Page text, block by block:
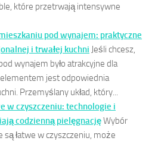
które przetrwają intensywne
pod wynajem: praktyczne
i trwałej kuchni Jeśli chcesz,
wynajem było atrakcyjne dla
jest odpowiednia
Przemyślany układ, który...
w czyszczeniu: technologie i
codzienną pielęgnacjęWybór
łatwe w czyszczeniu, może